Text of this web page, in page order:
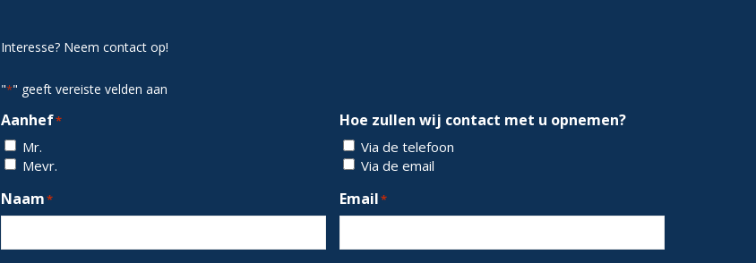
Interesse? Neem contact op!
"*" geeft vereiste velden aan
Aanhef*
Mr.
Mevr.
Hoe zullen wij contact met u opnemen?
Via de telefoon
Via de email
Naam* Email*